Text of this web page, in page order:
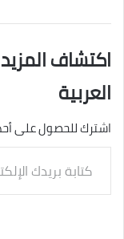
اكتشاف
العربية
اشترك للحصول على
بريدك
الإلكتروني...